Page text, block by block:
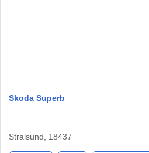
Skoda Superb
Stralsund, 18437